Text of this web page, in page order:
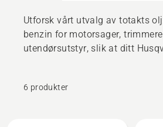
Utforsk vårt utvalg av totakts
benzin for motorsager,
utendørsutstyr, slik at ditt
6 produkter